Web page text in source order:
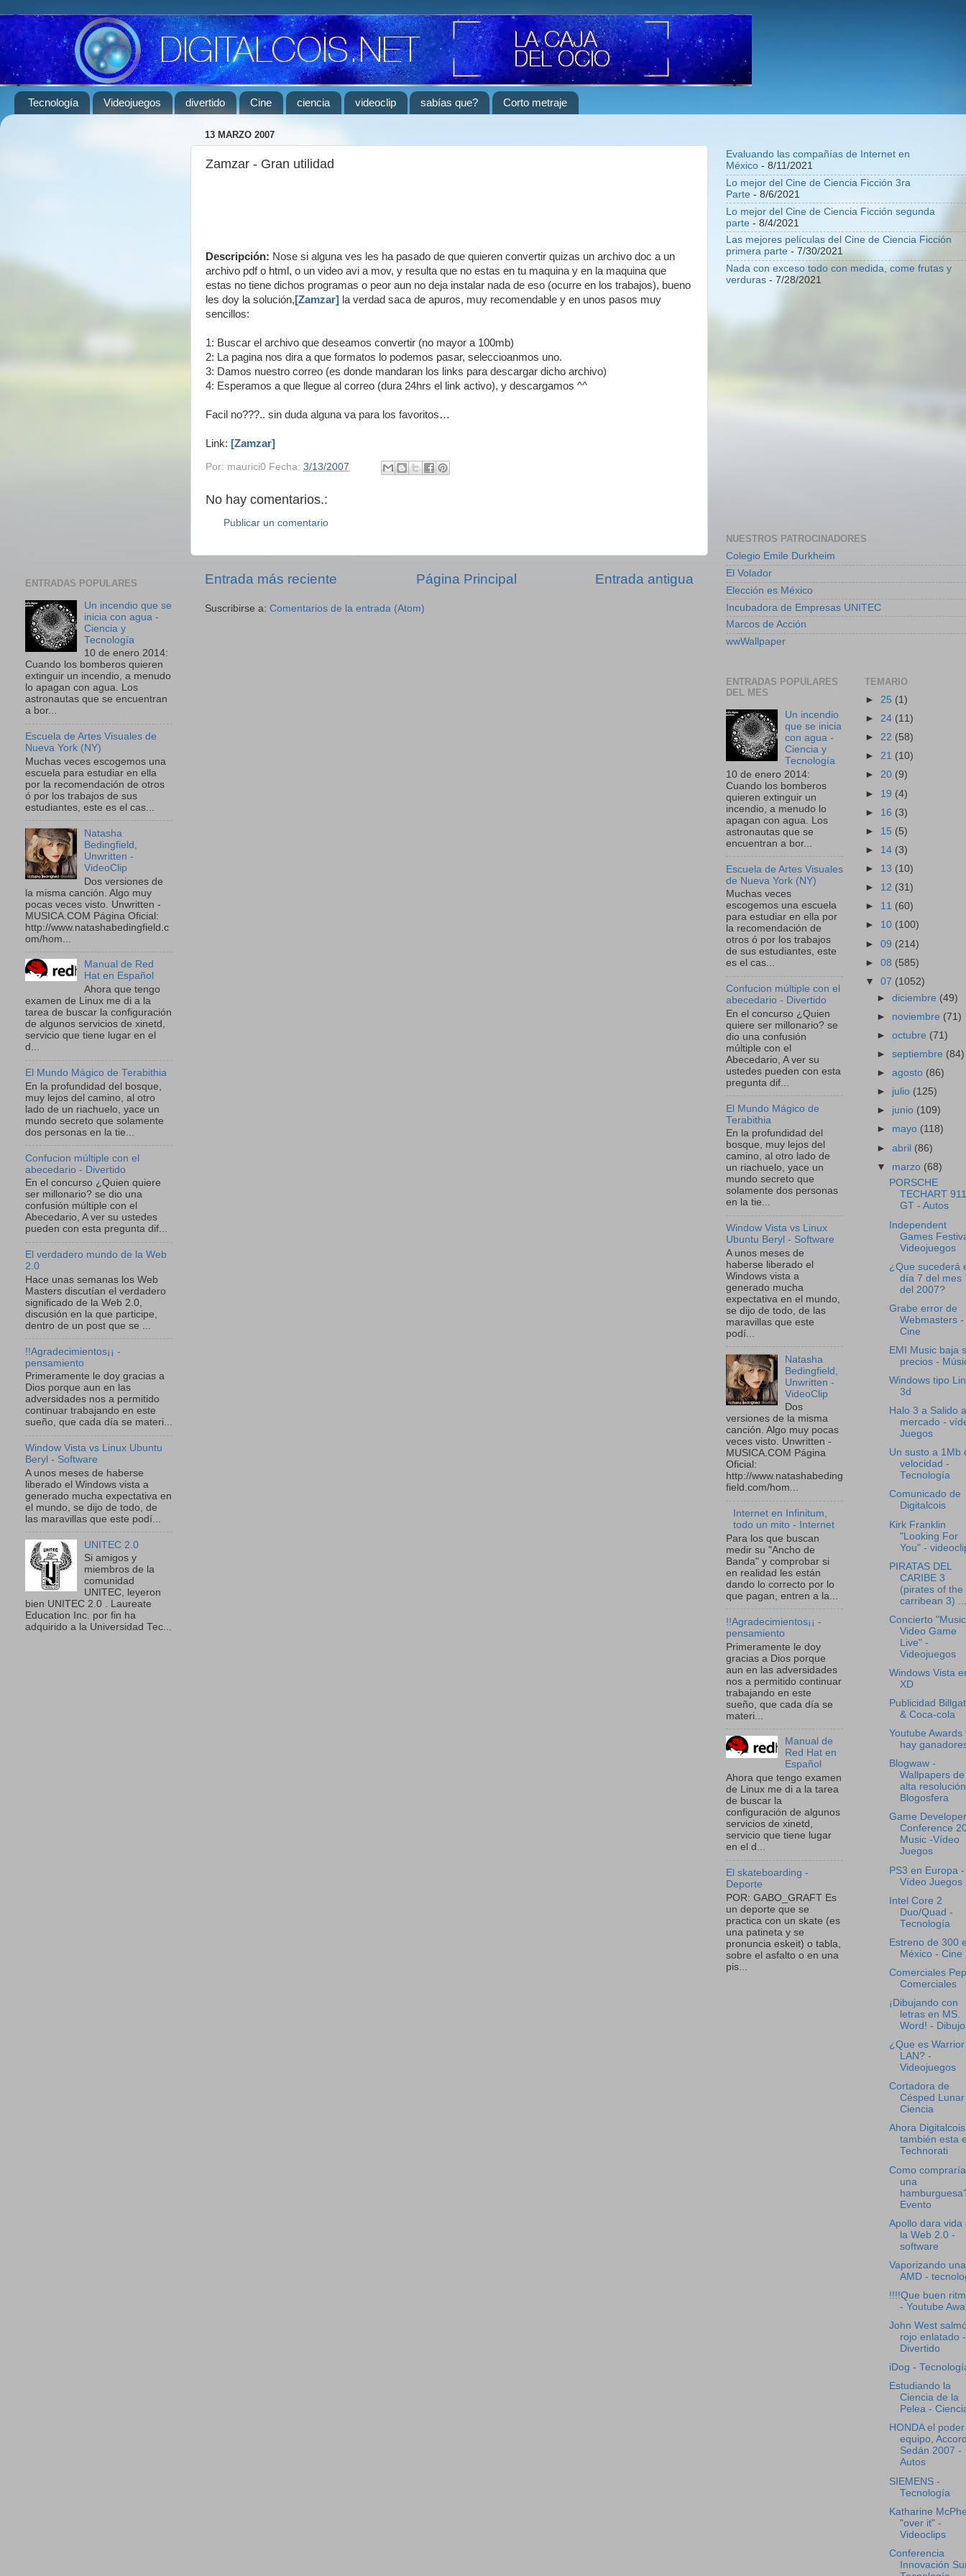
Tecnología Videojuegos divertido Cine ciencia videoclip sabías que? Corto metraje
13 MARZO 2007
Zamzar - Gran utilidad
Descripción: Nose si alguna ves les ha pasado de que quieren convertir quizas un archivo doc a un
archivo pdf o html, o un video avi a mov, y resulta que no estas en tu maquina y en la maquina que
estas no tiene dichos programas o peor aun no deja instalar nada de eso (ocurre en los trabajos), bueno
les doy la solución,[Zamzar] la verdad saca de apuros, muy recomendable y en unos pasos muy
sencillos:
1: Buscar el archivo que deseamos convertir (no mayor a 100mb)
2: La pagina nos dira a que formatos lo podemos pasar, seleccioanmos uno.
3: Damos nuestro correo (es donde mandaran los links para descargar dicho archivo)
4: Esperamos a que llegue al correo (dura 24hrs el link activo), y descargamos ^^
Facil no???.. sin duda alguna va para los favoritos…
Link: [Zamzar]
Por: maurici0 Fecha: 3/13/2007
No hay comentarios.:
Publicar un comentario
Entrada más reciente Entrada antigua
Página Principal
Suscribirse a: Comentarios de la entrada (Atom)
ENTRADAS POPULARES
Un incendio que se
inicia con agua -
Ciencia y
Tecnología
10 de enero 2014:
Cuando los bomberos quieren
extinguir un incendio, a menudo
lo apagan con agua. Los
astronautas que se encuentran
a bor...
Escuela de Artes Visuales de
Nueva York (NY)
Muchas veces escogemos una
escuela para estudiar en ella
por la recomendación de otros
ó por los trabajos de sus
estudiantes, este es el cas...
Natasha
Bedingfield,
Unwritten -
VideoClip
Dos versiones de
la misma canción. Algo muy
pocas veces visto. Unwritten -
MUSICA.COM Página Oficial:
http://www.natashabedingfield.c
om/hom...
Manual de Red
Hat en Español
Ahora que tengo
examen de Linux me di a la
tarea de buscar la configuración
de algunos servicios de xinetd,
servicio que tiene lugar en el
d...
El Mundo Mágico de Terabithia
En la profundidad del bosque,
muy lejos del camino, al otro
lado de un riachuelo, yace un
mundo secreto que solamente
dos personas en la tie...
Confucion múltiple con el
abecedario - Divertido
En el concurso ¿Quien quiere
ser millonario? se dio una
confusión múltiple con el
Abecedario, A ver su ustedes
pueden con esta pregunta dif...
El verdadero mundo de la Web
2.0
Hace unas semanas los Web
Masters discutían el verdadero
significado de la Web 2.0,
discusión en la que participe,
dentro de un post que se ...
!!Agradecimientos¡¡ -
pensamiento
Primeramente le doy gracias a
Dios porque aun en las
adversidades nos a permitido
continuar trabajando en este
sueño, que cada día se materi...
Window Vista vs Linux Ubuntu
Beryl - Software
A unos meses de haberse
liberado el Windows vista a
generado mucha expectativa en
el mundo, se dijo de todo, de
las maravillas que este podí...
UNITEC 2.0
Si amigos y
miembros de la
comunidad
UNITEC, leyeron
bien UNITEC 2.0 . Laureate
Education Inc. por fin ha
adquirido a la Universidad Tec...
Evaluando las compañías de Internet en
México - 8/11/2021
Lo mejor del Cine de Ciencia Ficción 3ra
Parte - 8/6/2021
Lo mejor del Cine de Ciencia Ficción segunda
parte - 8/4/2021
Las mejores películas del Cine de Ciencia Ficción
primera parte - 7/30/2021
Nada con exceso todo con medida, come frutas y
verduras - 7/28/2021
NUESTROS PATROCINADORES
Colegio Emile Durkheim
El Volador
Elección es México
Incubadora de Empresas UNITEC
Marcos de Acción
wwWallpaper
ENTRADAS POPULARES
DEL MES
Un incendio
que se inicia
con agua -
Ciencia y
Tecnología
10 de enero 2014:
Cuando los bomberos
quieren extinguir un
incendio, a menudo lo
apagan con agua. Los
astronautas que se
encuentran a bor...
Escuela de Artes Visuales
de Nueva York (NY)
Muchas veces
escogemos una escuela
para estudiar en ella por
la recomendación de
otros ó por los trabajos
de sus estudiantes, este
es el cas...
Confucion múltiple con el
abecedario - Divertido
En el concurso ¿Quien
quiere ser millonario? se
dio una confusión
múltiple con el
Abecedario, A ver su
ustedes pueden con esta
pregunta dif...
El Mundo Mágico de
Terabithia
En la profundidad del
bosque, muy lejos del
camino, al otro lado de
un riachuelo, yace un
mundo secreto que
solamente dos personas
en la tie...
Window Vista vs Linux
Ubuntu Beryl - Software
A unos meses de
haberse liberado el
Windows vista a
generado mucha
expectativa en el mundo,
se dijo de todo, de las
maravillas que este
podí...
Natasha
Bedingfield,
Unwritten -
VideoClip
Dos
versiones de la misma
canción. Algo muy pocas
veces visto. Unwritten -
MUSICA.COM Página
Oficial:
http://www.natashabeding
field.com/hom...
Internet en Infinitum,
todo un mito - Internet
Para los que buscan
medir su "Ancho de
Banda" y comprobar si
en realidad les están
dando lo correcto por lo
que pagan, entren a la...
!!Agradecimientos¡¡ -
pensamiento
Primeramente le doy
gracias a Dios porque
aun en las adversidades
nos a permitido continuar
trabajando en este
sueño, que cada día se
materi...
Manual de
Red Hat en
Español
Ahora que tengo examen
de Linux me di a la tarea
de buscar la
configuración de algunos
servicios de xinetd,
servicio que tiene lugar
en el d...
El skateboarding -
Deporte
POR: GABO_GRAFT Es
un deporte que se
practica con un skate (es
una patineta y se
pronuncia eskeit) o tabla,
sobre el asfalto o en una
pis...
TEMARIO
► 25 (1)
► 24 (11)
► 22 (58)
► 21 (10)
► 20 (9)
► 19 (4)
► 16 (3)
► 15 (5)
► 14 (3)
► 13 (10)
► 12 (31)
► 11 (60)
► 10 (100)
► 09 (214)
► 08 (585)
▼ 07 (1052)
►diciembre (49)
► noviembre (71)
►octubre (71)
►septiembre (84)
►agosto (86)
► julio (125)
► junio (109)
► mayo (118)
►abril (86)
▼ marzo (68)
PORSCHE
TECHART 911
GT - Autos
Independent
Games
Videojuegos
¿Que sucederá
día 7 del mes
del 2007?
Grabe error de
Webmasters -
Cine
EMI Music baja
precios -
Windows tipo
3d
Halo 3 a Salido
mercado -
Juegos
Un susto a 1Mb
velocidad -
Tecnología
Comunicado de
Digitalcois
Kirk Franklin
"Looking For
You" -
PIRATAS DEL
CARIBE 3
(pirates of the
carribean 3) ...
Concierto "Music
Video Game
Live" -
Videojuegos
Windows Vista
XD
Publicidad
& Coca-cola
Youtube Awards
hay
Blogwaw -
Wallpapers de
alta
Blogosfera
Game
Conference
Music -Vídeo
Juegos
PS3 en Europa -
Vídeo Juegos
Intel Core 2
Duo/Quad -
Tecnología
Estreno de 300
México - Cine
Comerciales
Comerciales
¡Dibujando con
letras en MS.
Word! - Dibujo
¿Que es Warrior
LAN? -
Videojuegos
Cortadora de
Césped
Ciencia
Ahora Digitalcois
también esta
Technorati
Como
una
Evento
Apollo dara vida
la Web 2.0 -
software
Vaporizando una
AMD -
!!!!Que buen
- Youtube
John West
rojo enlatado -
Divertido
iDog -
Estudiando la
Ciencia de la
Pelea -
HONDA el
equipo,
Sedán 2007 -
Autos
SIEMENS -
Tecnología
Katharine
"over it" -
Videoclips
Conferencia
Innovación